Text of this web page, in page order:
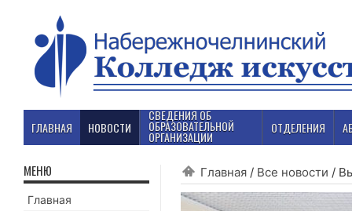
ГЛАВНАЯ НОВОСТИ
СВЕДЕНИЯ ОБ
ОБРАЗОВАТЕЛЬНОЙ
ОРГАНИЗАЦИИ
ОТДЕЛЕНИЯ
Главная / Все новости /
МЕНЮ
Главная